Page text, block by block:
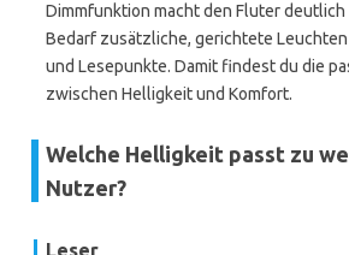
Dimmfunktion macht den Fluter
Bedarf zusätzliche, gerichtete
und Lesepunkte. Damit findest du die
zwischen Helligkeit und Komfort.
Welche Helligkeit passt zu
Nutzer?
Leser